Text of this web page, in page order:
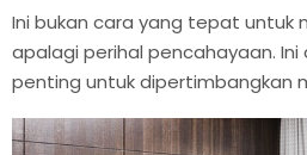
Ini bukan cara yang tepat untuk
apalagi perihal pencahayaan. Ini
penting untuk dipertimbangkan